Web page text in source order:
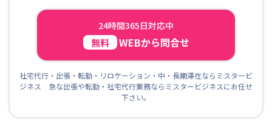
24時間365日対応中
無料 WEBから問合せ
社宅代行・出張・転勤・リロケーション・中・長期滞在ならミスタービ
ジネス 急な出張や転勤・社宅代行業務ならミスタービジネスにお任せ
下さい。